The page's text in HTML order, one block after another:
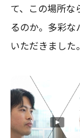
て、 この場所な
るのか。 多彩な
いただきました。